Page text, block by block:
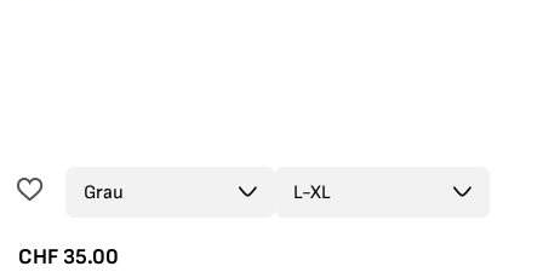
CHF 35.00